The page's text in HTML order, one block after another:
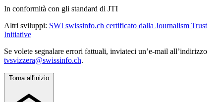
In conformità con gli standard di JTI
Altri sviluppi: SWI swissinfo.ch certificato dalla Journalism Trust
Initiative
Se volete segnalare errori fattuali, inviateci un’e-mail all’indirizzo
tvsvizzera@swissinfo.ch.
Torna all'inizio